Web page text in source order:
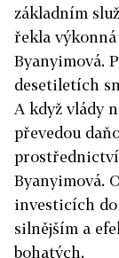
základním
řekla
Byanyimová.
desetiletích
A když vlády
převedou
Byanyimová.
investicích
silnějším a
bohatých.